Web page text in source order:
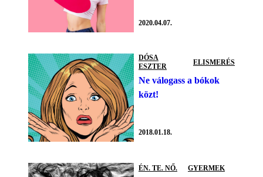
2020.04.07.
DÓSA
ESZTER
ELISMERÉS
Ne válogass a bókok
közt!
2018.01.18.
ÉN. TE. NŐ. GYERMEK